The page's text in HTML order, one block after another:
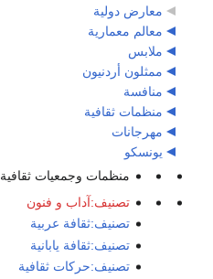
معارض دولية
معالم معمارية
ملابس
ممثلون أردنيون
منافسة
منظمات ثقافية
مهرجانات
يونسكو
منظمات وجمعيات ثقافية
تصنيف:آداب و فنون
تصنيف:ثقافة عربية
تصنيف:ثقافة يابانية
تصنيف:حركات ثقافية